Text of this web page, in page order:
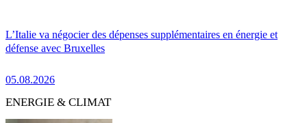
L’Italie va négocier des dépenses supplémentaires en énergie et
défense avec Bruxelles
05.08.2026
ENERGIE & CLIMAT